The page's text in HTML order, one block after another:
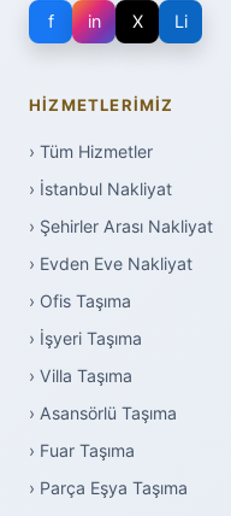
f in X Li
HIZMETLERIMIZ
› Tüm Hizmetler
› İstanbul Nakliyat
› Şehirler Arası Nakliyat
› Evden Eve Nakliyat
› Ofis Taşıma
› İşyeri Taşıma
› Villa Taşıma
› Asansörlü Taşıma
› Fuar Taşıma
› Parça Eşya Taşıma